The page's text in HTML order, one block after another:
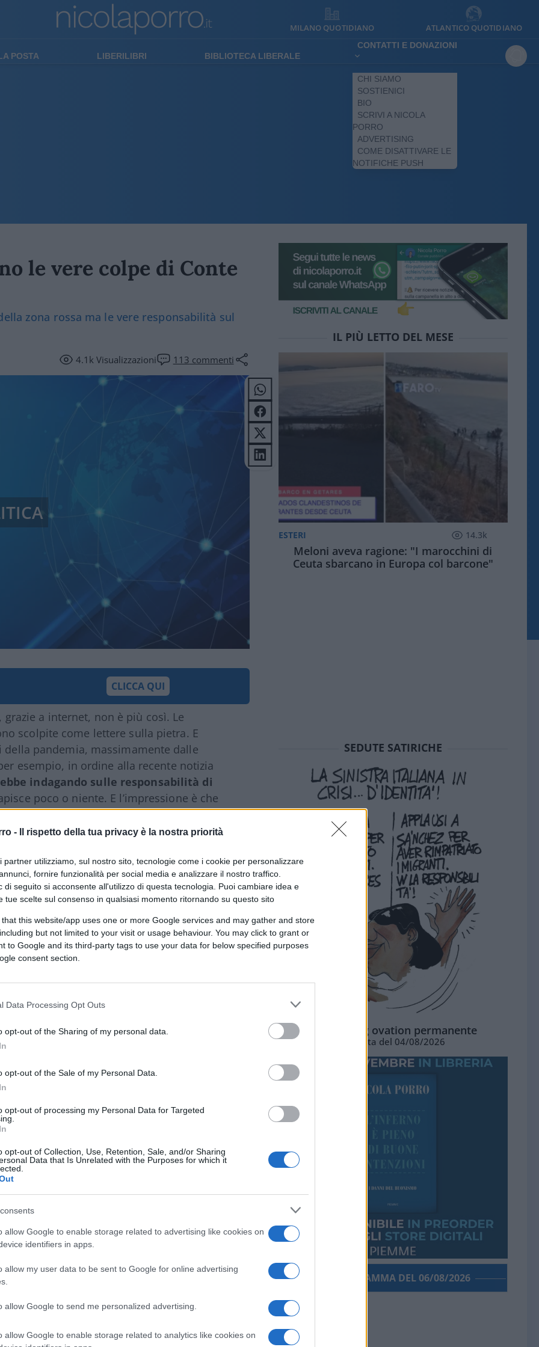
- Il rispetto della tua privacy è la nostra priorità
partner utilizziamo, sul nostro sito, tecnologie come i cookie per personalizzare
fornire funzionalità per social media e analizzare il nostro traffico.
di seguito si acconsente all'utilizzo di questa tecnologia. Puoi cambiare idea e
tue scelte sul consenso in qualsiasi momento ritornando su questo sito
that this website/app uses one or more Google services and may gather and store
but not limited to your visit or usage behaviour. You may click to grant or
to Google and its third-party tags to use your data for below specified purposes
consent section.
Data Processing Opt Outs
opt-out of the Sharing of my personal data.
opt-out of the Sale of my Personal Data.
opt-out of processing my Personal Data for Targeted
opt-out of Collection, Use, Retention, Sale, and/or Sharing
Data that Is Unrelated with the Purposes for which it
allow Google to enable storage related to advertising like cookies on
identifiers in apps.
allow my user data to be sent to Google for online advertising
allow Google to send me personalized advertising.
allow Google to enable storage related to analytics like cookies on
MILANO QUOTIDIANO ATLANTICO QUOTIDIANO
POSTA LIBERILIBRI BIBLIOTECA LIBERALE
CONTATTI E DONAZIONI
CHI SIAMO
SOSTIENICI
BIO
SCRIVI A NICOLA
PORRO
ADVERTISING
COME DISATTIVARE LE
NOTIFICHE PUSH
le vere colpe di Conte
zona rossa ma le vere responsabilità sul
4.1kVisualizzazioni 113 commenti
CLICCA QUI
grazie a internet, non è più così. Le
scolpite come lettere sulla pietra. E
pandemia, massimamente dalle
esempio, in ordine alla recente notizia
indagando sulle responsabilità di
poco o niente. E l’impressione è che
solo dire che, almeno da quel che ho
checi sarebbero stati 4148 morti in
di statistica di tutti i soggetti
fosse stata istituita per tempo, nel
aver provveduto eRoberto Speranzasi
Mette sotto il tappeto,
dimettersi visto che il suo presidente
invece, lontano dal dimettersi, è rimasto
gli italiani non lo hanno cacciato.
parte sua Conte lamenta: ma come, mi
lockdown e ora mi incolpate di non
stelle o ci è o ci fa. Perché
è un’altra
la mente della magistratura, però posso
presto evidente, non scrivo parole col
tutto è registrato. Badate con
chi sono gli indagati
Covid
sul Covid
che nessun giornale di carta stampata
di lasciarle scritte nell’etere. E il 18
il cui titolo – «
già il 18 marzo, la lentezza con cui
IL PIÙ LETTO DEL MESE
ESTERI 14.3k
Meloni aveva ragione: "I marocchini di
Ceuta sbarcano in Europa col barcone"
SEDUTE SATIRICHE
La standing ovation permanente
Vignetta del 04/08/2026
PORROGRAMMA DEL 06/08/2026